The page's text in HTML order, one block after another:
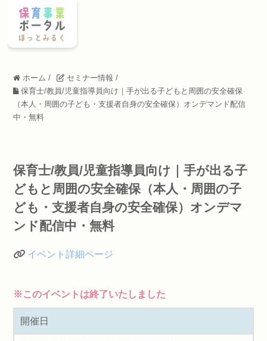
ホーム / セミナー情報 /
保育士/教員/児童指導員向け｜手が出る子どもと周囲の安全確保
（本人・周囲の子ども・支援者自身の安全確保）オンデマンド配信
中・無料
保育士/教員/児童指導員向け｜手が出る子
どもと周囲の安全確保（本人・周囲の子
ども・支援者自身の安全確保）オンデマ
ンド配信中・無料
イベント詳細ページ
※このイベントは終了いたしました
開催日